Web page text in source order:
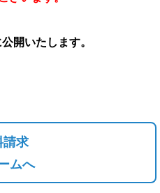
開いたします。
請求
ムへ